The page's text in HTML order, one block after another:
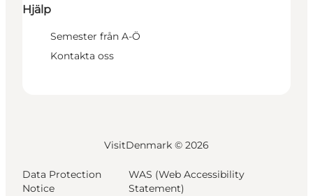
Hjälp
Semester från A-Ö
Kontakta oss
VisitDenmark © 2026
Data Protection
Notice
WAS (Web Accessibility
Statement)